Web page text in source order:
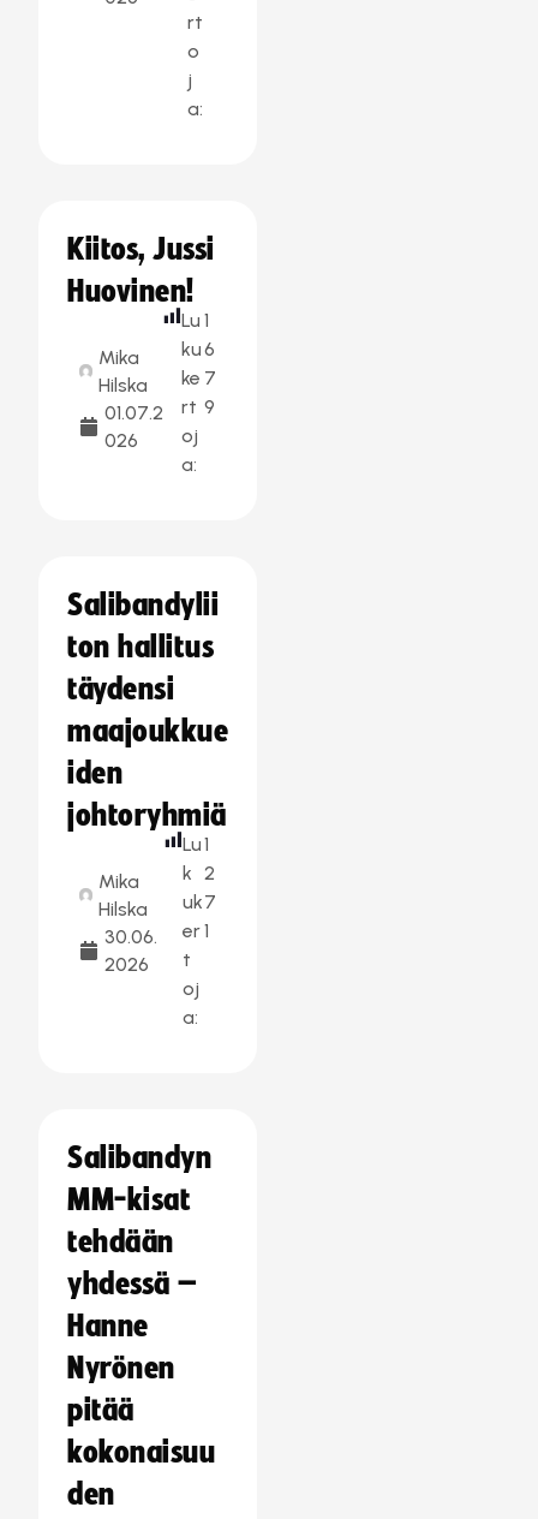
rt
o
j
a:
Kiitos, Jussi
Huovinen!
Mika
Hilska
01.07.2
026
Lu
ku
ke
rt
oj
a:
1
6
7
9
Salibandylii
ton hallitus
täydensi
maajoukkue
iden
johtoryhmiä
Mika
Hilska
30.06.
2026
Lu
k
uk
er
t
oj
a:
1
2
7
1
Salibandyn
MM-kisat
tehdään
yhdessä –
Hanne
Nyrönen
pitää
kokonaisuu
den